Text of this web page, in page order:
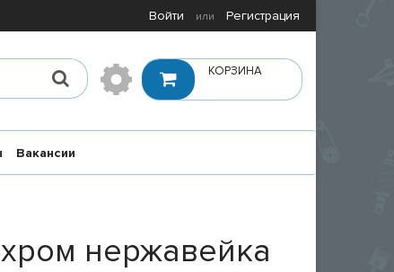
Войти или Регистрация
КОРЗИНА
Вакансии
нержавейка